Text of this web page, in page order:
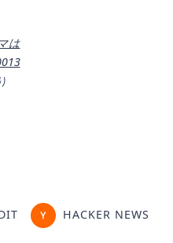
は
HACKER NEWS